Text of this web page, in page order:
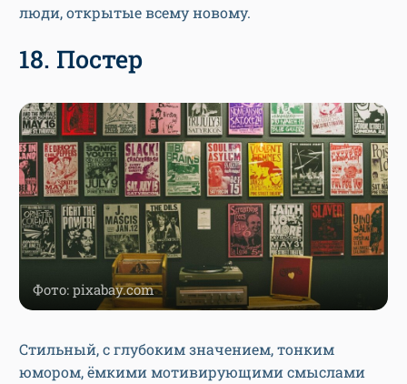
люди, открытые всему новому.
18. Постер
Фото: pixabay.com
Стильный, с глубоким значением, тонким
юмором, ёмкими мотивирующими смыслами